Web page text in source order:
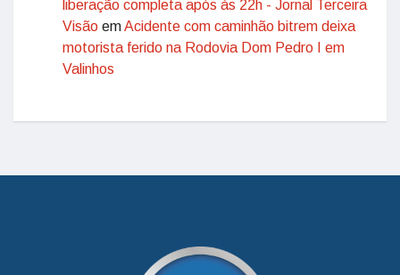
liberação completa após às 22h - Jornal Terceira
Visão emAcidente com caminhão bitrem deixa
motorista ferido na Rodovia Dom Pedro I em
Valinhos